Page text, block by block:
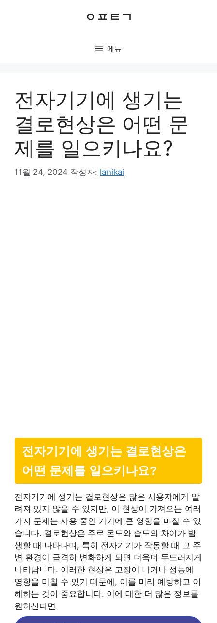
ㅇㅍㅌㄱ
메뉴
전자기기에 생기는
결로현상은 어떤 문
제를 일으키나요?
11월 24, 2024 작성자: lanikai
전자기기에 생기는 결로현상은
어떤 문제를 일으키나요?
전자기기에 생기는 결로현상은 많은 사용자에게 알
려져 있지 않을 수 있지만, 이 현상이 가져오는 여러
가지 문제는 사용 중인 기기에 큰 영향을 미칠 수 있
습니다. 결로현상은 주로 온도와 습도의 차이가 발
생할 때 나타나며, 특히 전자기기가 작동할 때 그 주
변 환경이 급격히 변화하게 되면 더욱더 두드러지게
나타납니다. 이러한 현상은 고장이 나거나 성능에
영향을 미칠 수 있기 때문에, 이를 미리 예방하고 이
해하는 것이 중요합니다. 이에 대한 더 많은 정보를
원하신다면